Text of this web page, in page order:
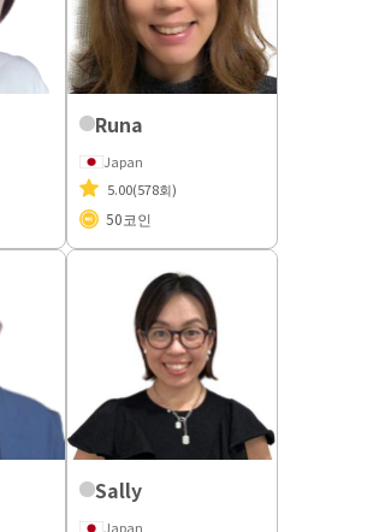
Runa
Japan
5.00(578회)
50코인
Sally
Japan